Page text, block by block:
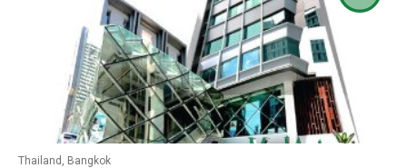
Thailand, Bangkok